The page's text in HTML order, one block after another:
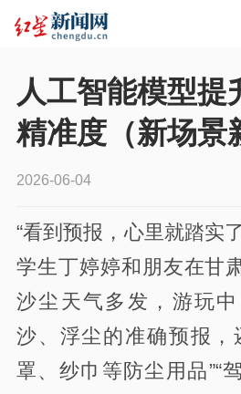
人工智能模型提
精准度（新场景
2026-06-04
“看到预报，心里就踏实
学生丁婷婷和朋友在甘
沙尘天气多发，游玩
沙、浮尘的准确预报，
罩、纱巾等防尘用品”“